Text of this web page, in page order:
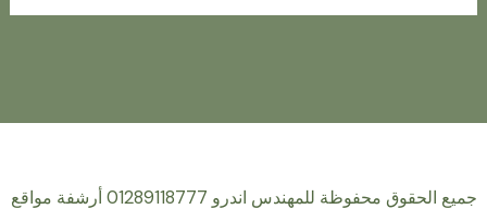
جميع الحقوق محفوظة للمهندس اندرو 01289118777 أرشفة مواقع